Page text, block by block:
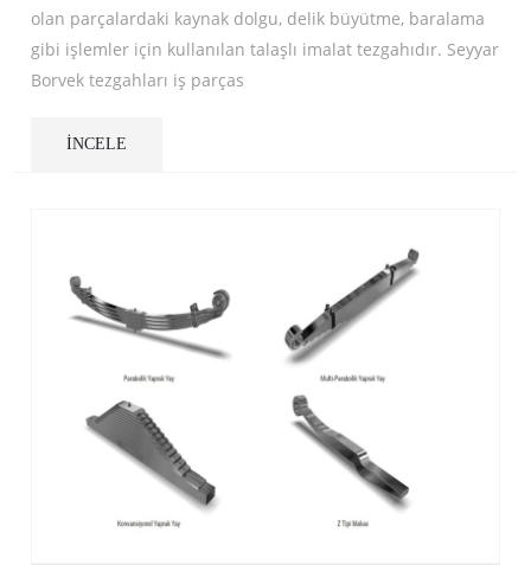
olan parçalardaki kaynak dolgu, delik büyütme, baralama
gibi işlemler için kullanılan talaşlı imalat tezgahıdır. Seyyar
Borvek tezgahları iş parças
İNCELE